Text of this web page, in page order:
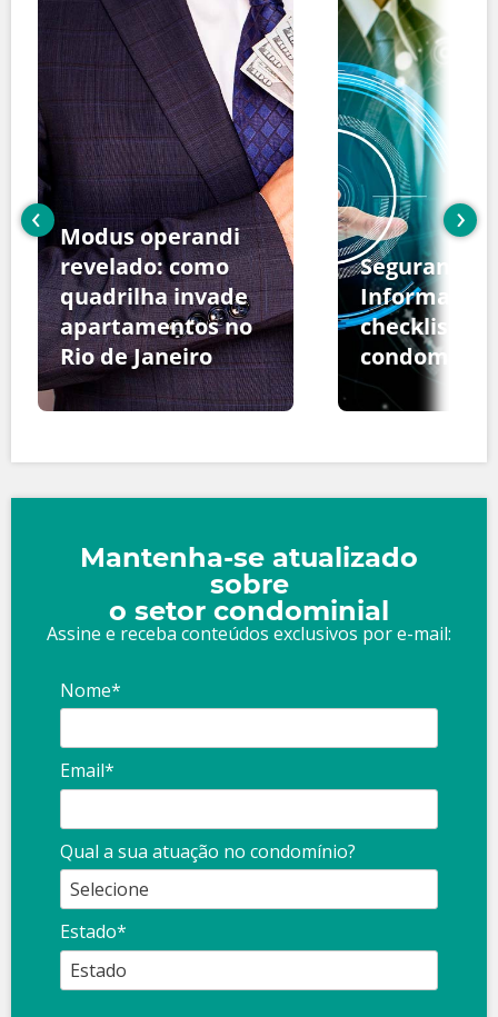
Modus operandi
revelado: como
quadrilha invade
apartamentos no
Rio de Janeiro
Segurança
Informação:
checklist
‹ ›
Mantenha-se atualizado
sobre
o setor condominial
Assine e receba conteúdos exclusivos por e-mail:
Nome*
Email*
Qual a sua atuação no condomínio?
Estado*